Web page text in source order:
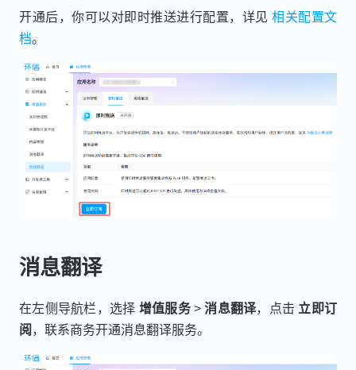
开通后，你可以对即时推送进行配置，详见 相关配置文
档。
消息翻译
在左侧导航栏，选择 增值服务>消息翻译，点击 立即订
阅 ，联系商务开通消息翻译服务。